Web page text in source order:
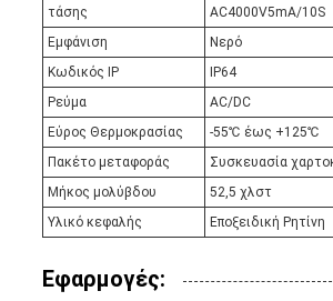
τάσης
AC4000V5mA/10S
Εμφάνιση
Νερό
Κωδικός IP
IP64
Ρεύμα
AC/DC
Εύρος Θερμοκρασίας
-55℃ έως +125℃
Πακέτο μεταφοράς
Συσκευασία
Μήκος μολύβδου
52,5 χλστ
Υλικό κεφαλής
Εποξειδική Ρητίνη
Εφαρμογές: